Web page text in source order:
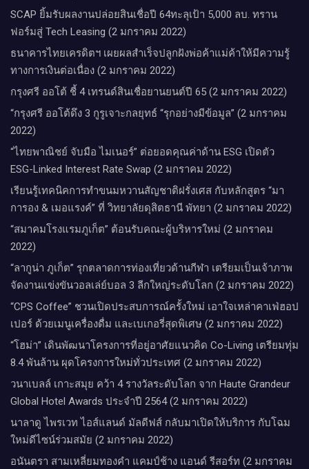
SCAP ยิ้มรับผลงานปล่อยสินเชื่อปี 64ทะลุเป้า 5,000 ลบ. ทราน
ฟอร์มสู่ Tech Leasing (2 มกราคม 2022)
ธนาคารไทยเครดิตฯ เผยผลสำเร็จปลูกฝังพ่อค้าแม่ค้าให้มีความรู้
ทางการเงินต่อเนื่อง (2 มกราคม 2022)
กรุงศรี ออโต้ ชี้ 4 เทรนด์สินเชื่อยานยนต์ปี 65 (2 มกราคม 2022)
“กรุงศรี ออโต้ดึง 3 กูรูเจาะกลยุทธ์ “รุกอย่างมีข้อมูล” (2 มกราคม
2022)
“ไทยพาณิชย์ จับมือ ไมเนอร์” ต่อยอดคุณค่าด้าน ESG เปิดตัว
ESG-Linked Interest Rate Swap (2 มกราคม 2022)
เรียนรู้เทคนิคการทำขนมหวานสัญชาติฝรั่งเศส กับหลักสูตร “มา
การอง & เมอแรงค์” ที่ วิทยาลัยดุสิตธานี พัทยา (2 มกราคม 2022)
“สมาคมโรงแรมภูเก็ต” ต้อนรับคณะผู้บริหารใหม่ (2 มกราคม
2022)
“ลากูน่า ภูเก็ต” รุกตลาดการท่องเที่ยวด้านกีฬา เตรียมเป็นเจ้าภาพ
จัดงานแข่งขันวอลเล่ย์บอล 3 ลีกใหญ่ระดับโลก (2 มกราคม 2022)
“CPS Coffee” ชวนเปิดประสบการณ์ครั้งใหม่ เอาใจเหล่าคาเฟ่ฮอป
เปอร์ ด้วยเมนูเครื่องดื่ม และเบเกอรี่สุดพิเศษ (2 มกราคม 2022)
“โฮม่า” เดินพัฒนาโครงการที่อยู่อาศัยแนวคิด Co-Living เตรียมทุ่ม
8.4 พันล้าน ผุดโครงการใหม่ทั่วประเทศ (2 มกราคม 2022)
วนาเบลล์ เกาะสมุย คว้า 4 รางวัลระดับโลก จาก Haute Grandeur
Global Hotel Awards ประจำปี 2564 (2 มกราคม 2022)
นาลาดู ไพรเวท ไอส์แลนด์ มัลดีฟส์ กลับมาเปิดให้บริการ กับโฉม
ใหม่ดีไซน์ร่วมสมัย (2 มกราคม 2022)
อนันตรา สามเหลี่ยมทองคำ แคมป์ช้าง แอนด์ รีสอร์ท (2 มกราคม